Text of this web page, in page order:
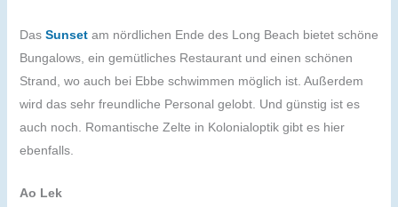
Das Sunset am nördlichen Ende des Long Beach bietet schöne
Bungalows, ein gemütliches Restaurant und einen schönen
Strand, wo auch bei Ebbe schwimmen möglich ist. Außerdem
wird das sehr freundliche Personal gelobt. Und günstig ist es
auch noch. Romantische Zelte in Kolonialoptik gibt es hier
ebenfalls.
Ao Lek